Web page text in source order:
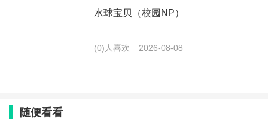
水球宝贝（校园NP）
(0)人喜欢 2026-08-08
随便看看